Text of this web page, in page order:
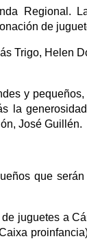
Regional.
de
Trigo, Helen
y
la
José Guillén.
que
juguetes a